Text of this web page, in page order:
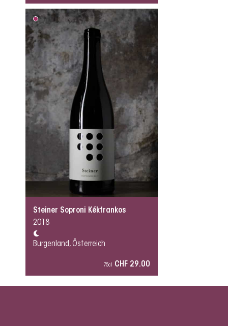
Steiner Soproni Kékfrankos
2018
Burgenland, Österreich
75cl CHF 29.00